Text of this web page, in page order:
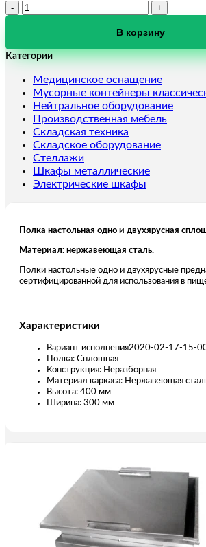
Количество
двухярусная
длина
1800
мм
В корзину
Категории
Медицинское оснащение
Мусорные контейнеры
Нейтральное оборудование
Производственная мебель
Складская техника
Складское оборудование
Стеллажи
Шкафы металлические
Электрические шкафы
Полка настольная одно и двухярусная
Материал: нержавеющая сталь.
Полки настольные одно и двухярусные
сертифицированной для использования в
Характеристики
Вариант исполнения2020-02-17-15-
Полка: Сплошная
Конструкция: Неразборная
Материал каркаса: Нержавеющая
Высота: 400 мм
Ширина: 300 мм